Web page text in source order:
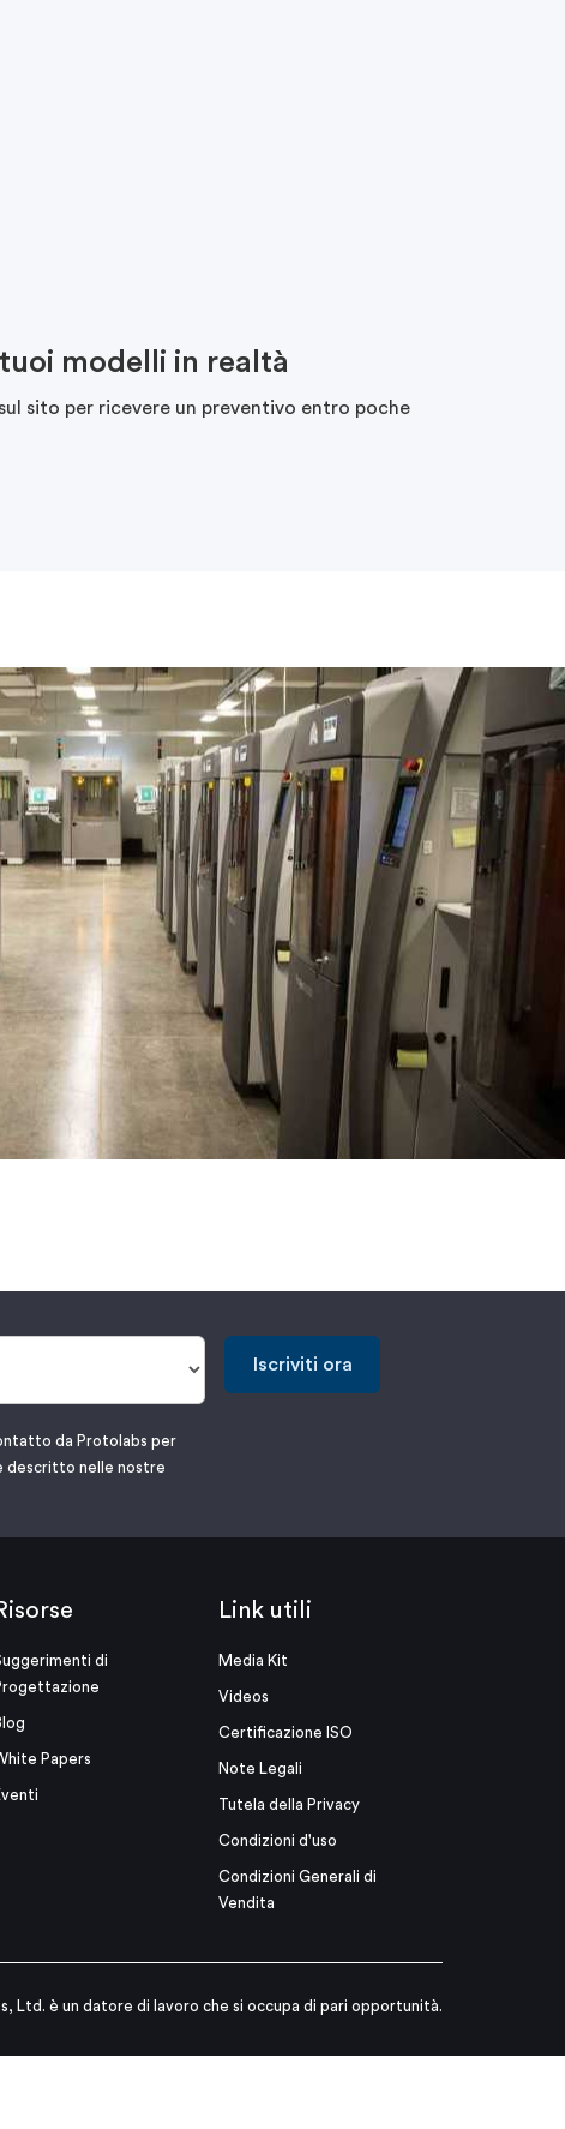
modelli in realtà
sito per ricevere un preventivo entro poche
Iscriviti ora
da Protolabs per
descritto nelle nostre
di
Papers
Link utili
Media Kit
Videos
Certificazione ISO
Note Legali
Tutela della Privacy
Condizioni d'uso
Condizioni Generali di
Vendita
Ltd. è un datore di lavoro che si occupa di pari opportunità.